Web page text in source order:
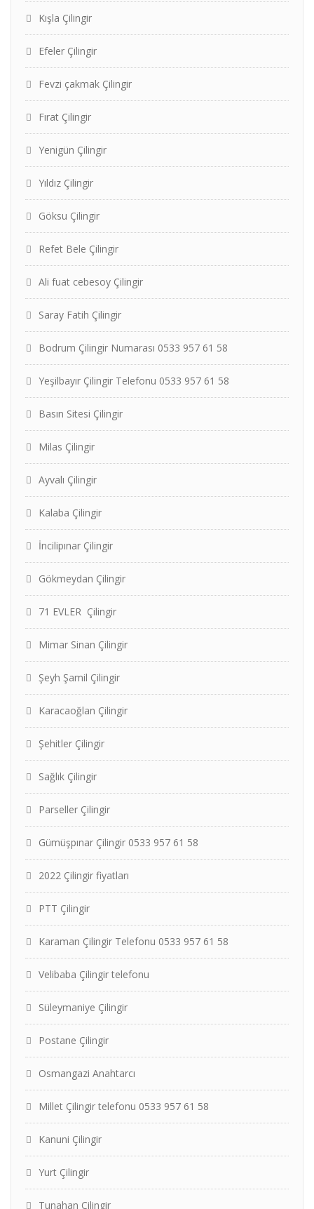
Kışla Çilingir
Efeler Çilingir
Fevzi çakmak Çilingir
Fırat Çilingir
Yenigün Çilingir
Yıldız Çilingir
Göksu Çilingir
Refet Bele Çilingir
Ali fuat cebesoy Çilingir
Saray Fatih Çilingir
Bodrum Çilingir Numarası 0533 957 61 58
Yeşilbayır Çilingir Telefonu 0533 957 61 58
Basın Sitesi Çilingir
Milas Çilingir
Ayvalı Çilingir
Kalaba Çilingir
İncilipınar Çilingir
Gökmeydan Çilingir
71 EVLER Çilingir
Mimar Sinan Çilingir
Şeyh Şamil Çilingir
Karacaoğlan Çilingir
Şehitler Çilingir
Sağlık Çilingir
Parseller Çilingir
Gümüşpınar Çilingir 0533 957 61 58
2022 Çilingir fiyatları
PTT Çilingir
Karaman Çilingir Telefonu 0533 957 61 58
Velibaba Çilingir telefonu
Süleymaniye Çilingir
Postane Çilingir
Osmangazi Anahtarcı
Millet Çilingir telefonu 0533 957 61 58
Kanuni Çilingir
Yurt Çilingir
Tunahan Çilingir